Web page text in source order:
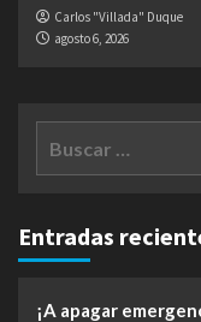
Carlos "Villada" Duque
agosto 6, 2026
Entradas
¡A apagar